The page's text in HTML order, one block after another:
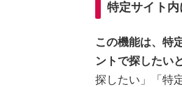
特定サイト
この機能は、特
ントで探したい
探したい」「特